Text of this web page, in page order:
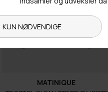
MATINIQUE